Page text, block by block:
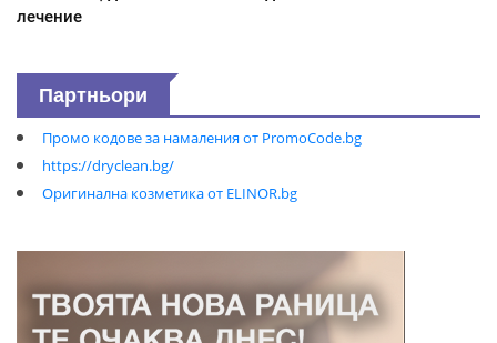
лечение
Партньори
Промо кодове за намаления от PromoCode.bg
https://dryclean.bg/
Оригинална козметика от ELINOR.bg